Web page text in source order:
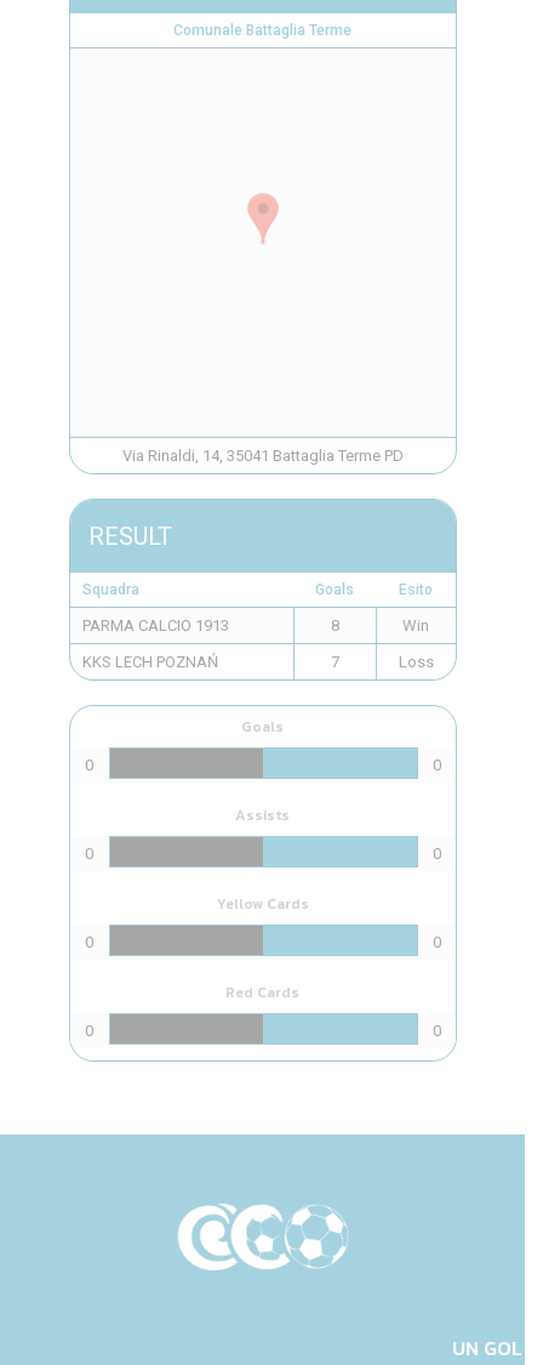
Comunale Battaglia Terme
Via Rinaldi, 14, 35041 Battaglia Terme PD
RESULT
Squadra Goals Esito
PARMA CALCIO 1913 8
Win
KKS LECH POZNAŃ
7 Loss
Goals
0 0
Assists
0 0
Yellow Cards
0 0
Red Cards
0 0
UN GOL